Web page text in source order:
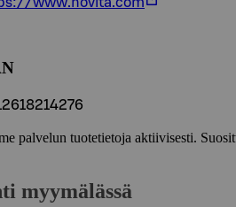
www.novita.com
palvelun tuotetietoja aktiivisesti.
myymälässä